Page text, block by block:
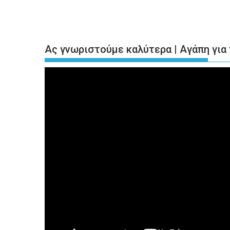
Ας γνωριστούμε καλύτερα | Αγάπη για